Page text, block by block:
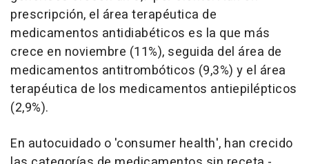
prescripción, el área terapéutica de
medicamentos antidiabéticos es la que más
crece en noviembre (11%), seguida del área de
medicamentos antitrombóticos (9,3%) y el área
terapéutica de los medicamentos antiepilépticos
(2,9%).
En autocuidado o 'consumer health', han crecido